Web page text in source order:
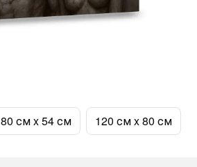
80 см x 54 см 120 см x 80 см